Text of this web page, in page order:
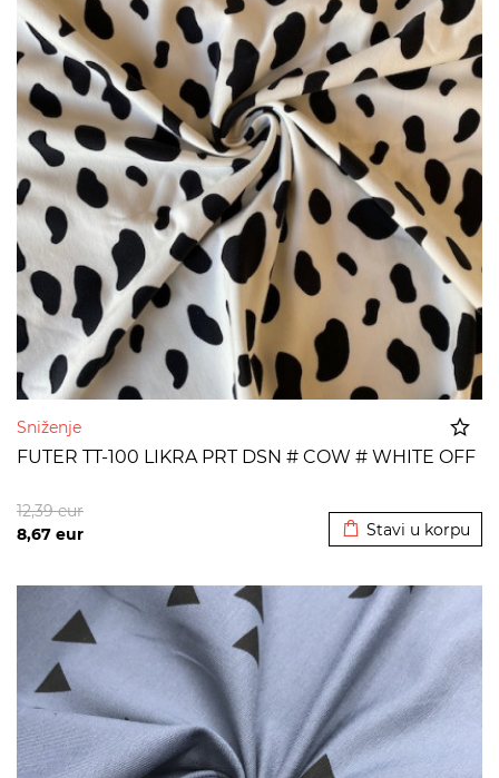
Sniženje
FUTER TT-100 LIKRA PRT DSN # COW # WHITE OFF
8,67 eur
12,39eur
Stavi u korpu